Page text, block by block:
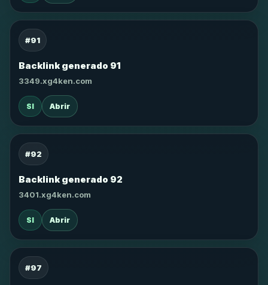
#91
Backlink generado 91
3349.xg4ken.com
SI Abrir
#92
Backlink generado 92
3401.xg4ken.com
SI Abrir
#97